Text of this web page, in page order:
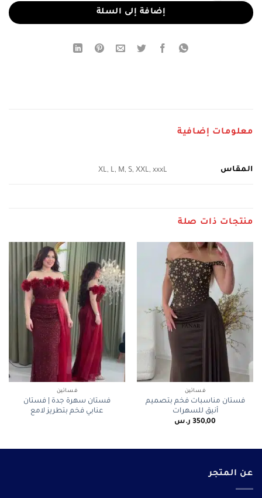
إضافة إلى السلة
معلومات إضافية
المقاس XL, L, M, S, XXL, xxxL
منتجات ذات صلة
فساتين
فستان مناسبات فخم بتصميم
أنيق للسهرات
350,00 ر.س
فساتين
فستان سهرة جدة | فستان
عنابي فخم بتطريز لامع
عن المتجر